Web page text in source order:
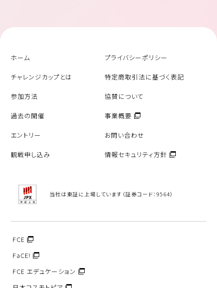
ホーム
チャレンジカップとは
参加方法
過去の開催
エントリー
観戦申し込み
プライバシーポリシー
特定商取引法に基づく表記
協賛について
事業概要
お問い合わせ
情報セキュリティ方針
当社は東証に上場しています（証券コード：9564）
FCE
FaCE!
FCE エデュケーション